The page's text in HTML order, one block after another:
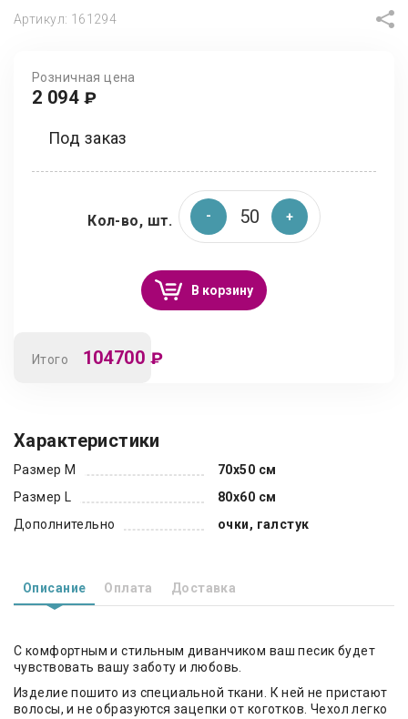
Артикул: 161294
Розничная цена
2 094 ₽
Под заказ
Кол-во, шт.
В корзину
Итого 104700 ₽
Характеристики
Размер M
70х50 см
Размер L
80х60 см
Дополнительно
очки, галстук
Описание Оплата Доставка
С комфортным и стильным диванчиком ваш песик будет
чувствовать вашу заботу и любовь.
Изделие пошито из специальной ткани. К ней не пристают
волосы, и не образуются зацепки от коготков. Чехол легко